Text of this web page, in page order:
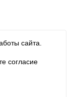
сайта.
согласие